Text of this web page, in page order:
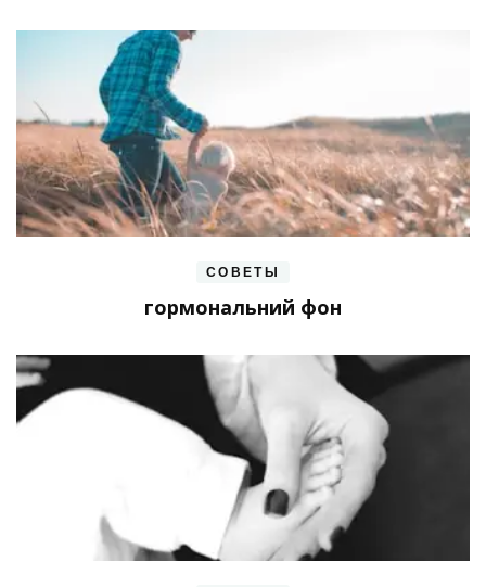
СОВЕТЫ
гормональний фон